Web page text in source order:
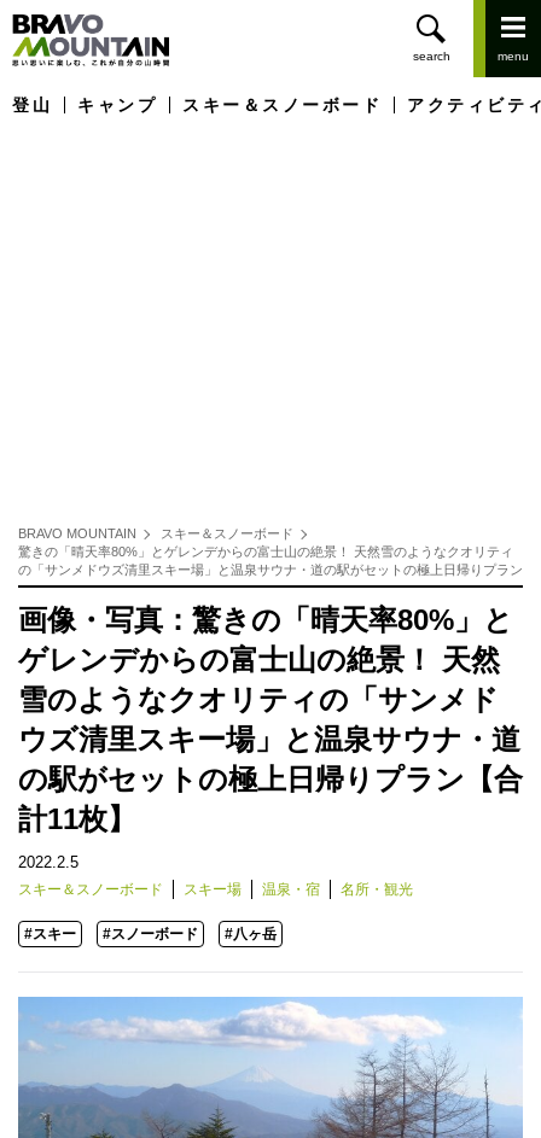
登山 キャンプ スキー＆スノーボード アクティビテ
BRAVO MOUNTAIN
スキー＆スノーボード
驚きの「晴天率80%」とゲレンデからの富士山の絶景！ 天然雪のようなクオリティ
の「サンメドウズ清里スキー場」と温泉サウナ・道の駅がセットの極上日帰りプラン
画像・写真：驚きの「晴天率80%」と
ゲレンデからの富士山の絶景！ 天然
雪のようなクオリティの「サンメド
ウズ清里スキー場」と温泉サウナ・道
の駅がセットの極上日帰りプラン【合
計11枚】
2022.2.5
スキー＆スノーボード スキー場 温泉・宿 名所・観光
#スキー #スノーボード #八ヶ岳